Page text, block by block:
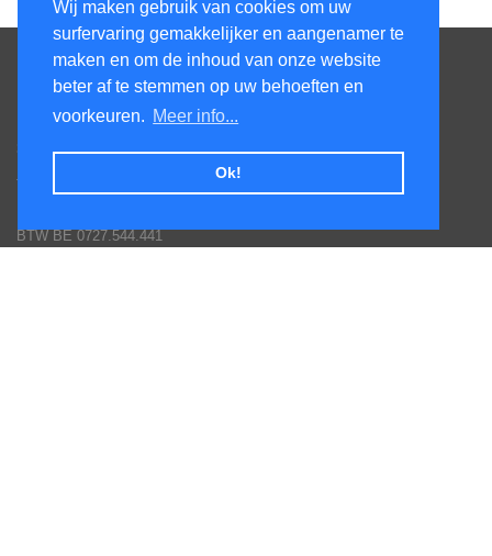
Wij maken gebruik van cookies om uw
surfervaring gemakkelijker en aangenamer te
maken en om de inhoud van onze website
beter af te stemmen op uw behoeften en
voorkeuren. Meer info...
Ok!
Contacteer ons
Honsdonkstraat 25A
3120 Tremelo
Tel. 016/60.93.00 - 0475/620.520
BTW BE 0727.544.441